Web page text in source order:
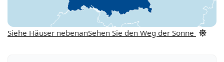
Siehe Häuser nebenanSehen Sie den Weg der Sonne